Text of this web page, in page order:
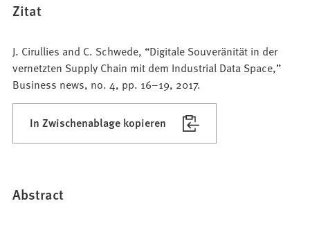
Zitat
J. Cirullies and C. Schwede, “Digitale Souveränität in der
vernetzten Supply Chain mit dem Industrial Data Space,”
Business news, no. 4, pp. 16–19, 2017.
In Zwischenablage kopieren
Abstract